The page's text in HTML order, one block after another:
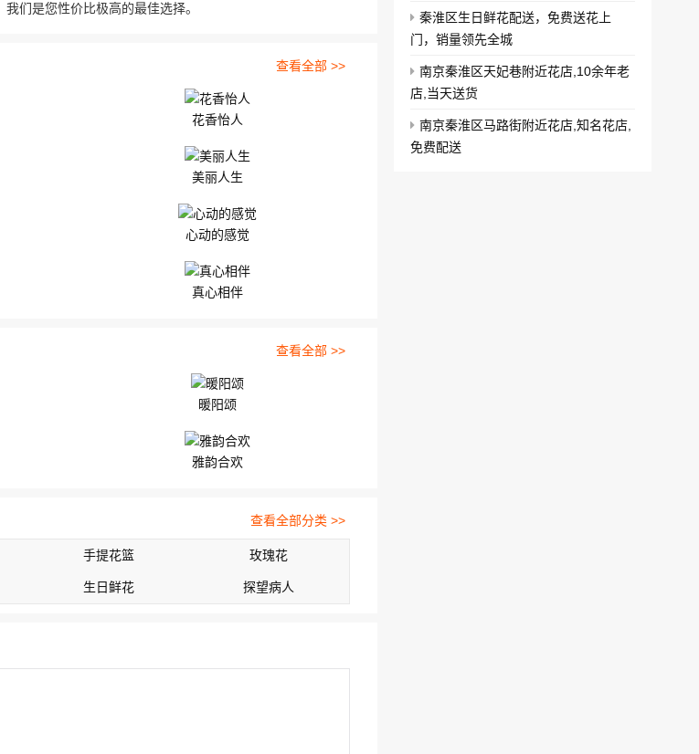
们是您性价比极高的最佳选择。
查看全部 >>
花香怡人
美丽人生
心动的感觉
真心相伴
查看全部 >>
暖阳颂
雅韵合欢
查看全部分类 >>
手提花篮 玫瑰花
生日鲜花 探望病人
秦淮区生日鲜花配送，免费送花上
门，销量领先全城
南京秦淮区天妃巷附近花店,10余年老
店,当天送货
南京秦淮区马路街附近花店,知名花店,
免费配送